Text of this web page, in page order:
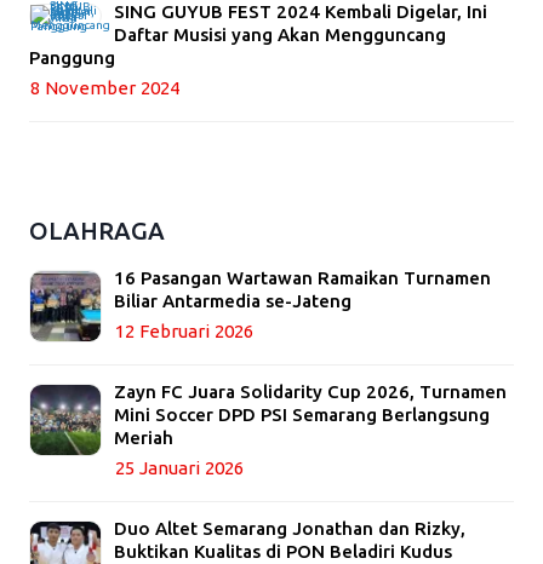
SING GUYUB FEST 2024 Kembali Digelar, Ini
Daftar Musisi yang Akan Mengguncang
Panggung
8 November 2024
OLAHRAGA
16 Pasangan Wartawan Ramaikan Turnamen
Biliar Antarmedia se-Jateng
12 Februari 2026
Zayn FC Juara Solidarity Cup 2026, Turnamen
Mini Soccer DPD PSI Semarang Berlangsung
Meriah
25 Januari 2026
Duo Altet Semarang Jonathan dan Rizky,
Buktikan Kualitas di PON Beladiri Kudus